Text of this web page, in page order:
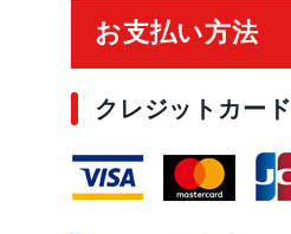
お支払い方法
クレジットカード